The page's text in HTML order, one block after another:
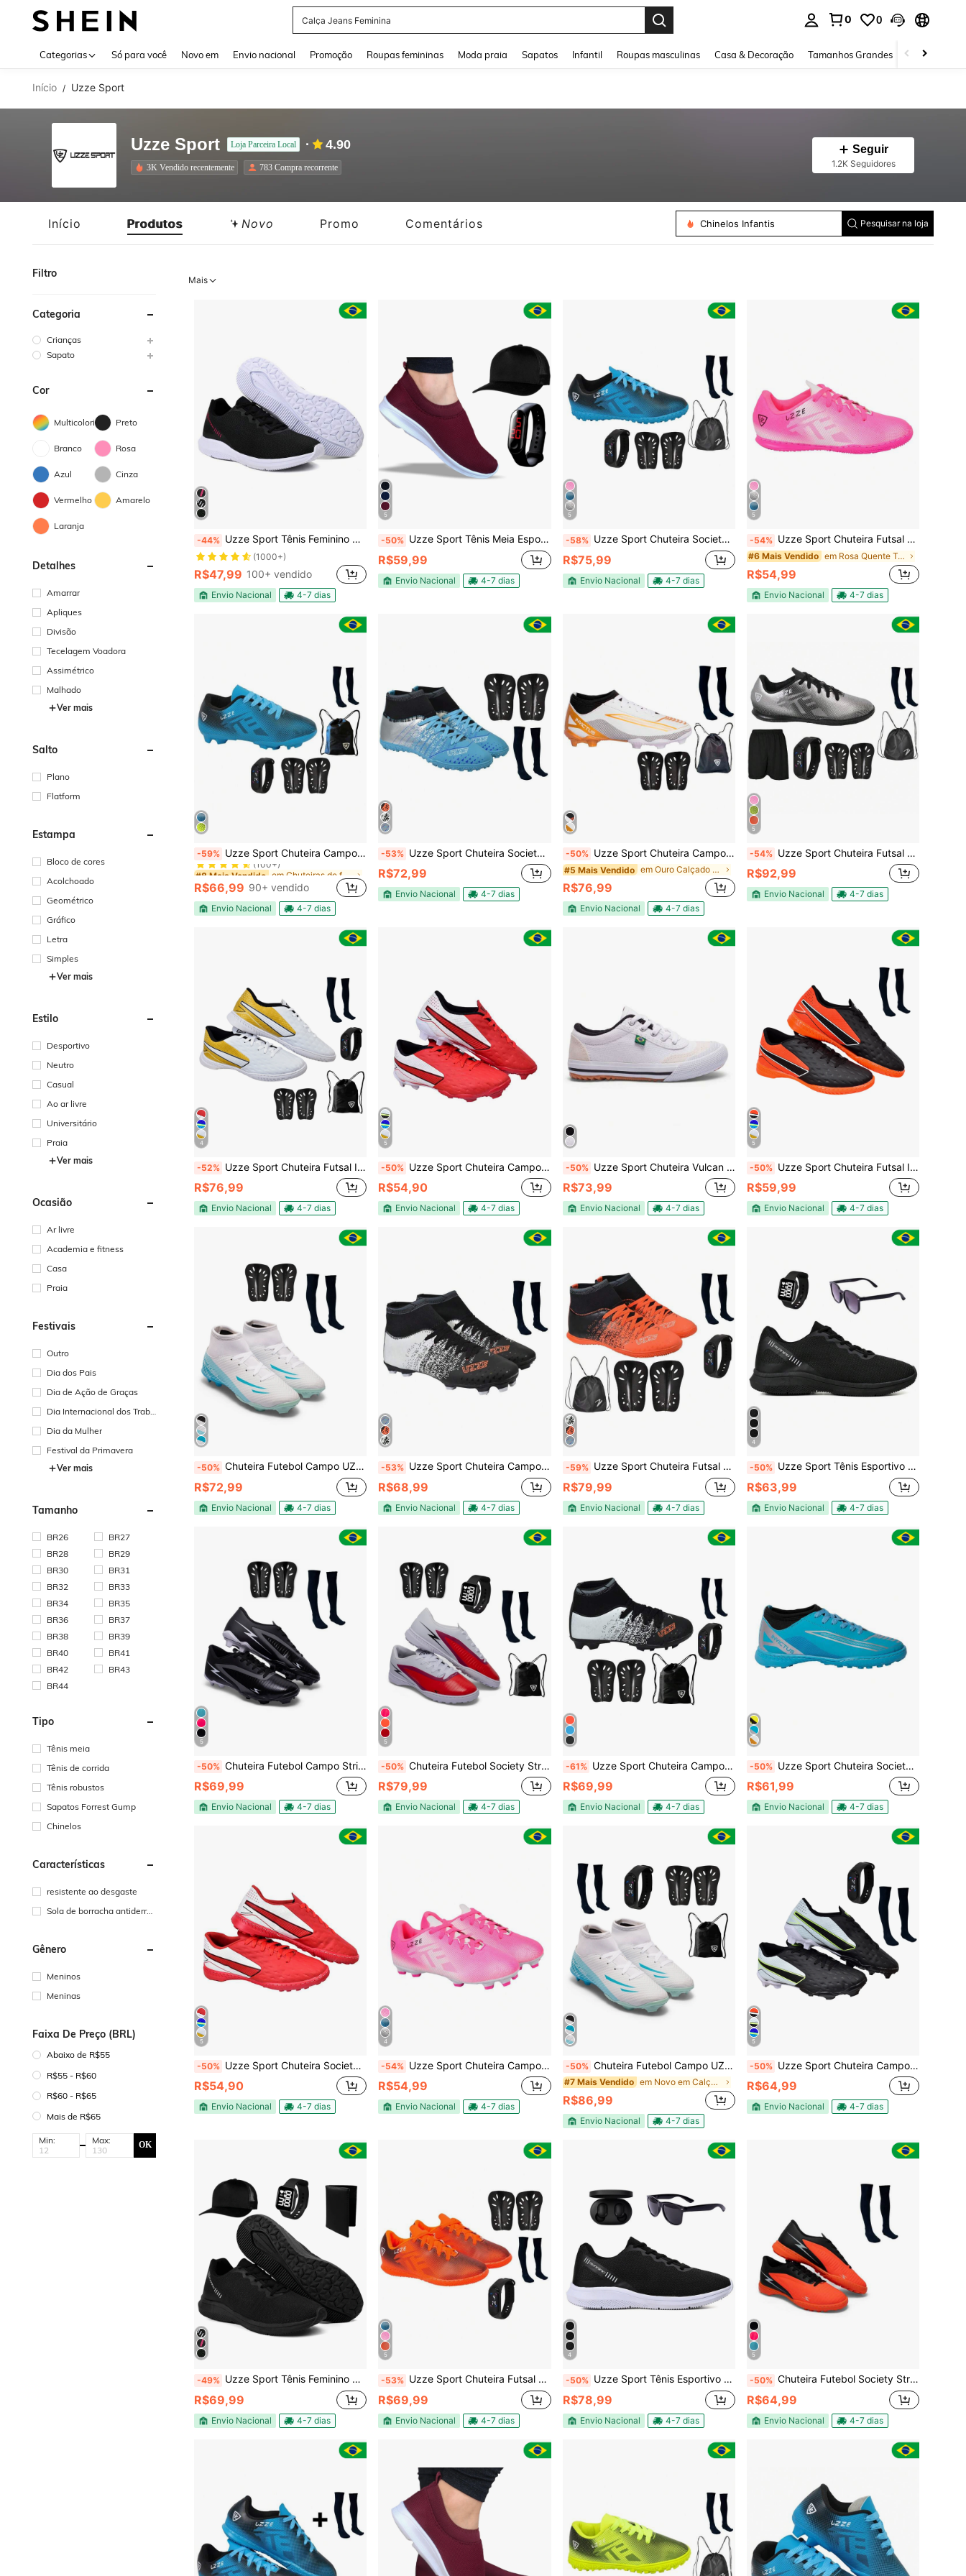
Calça Jeans Feminina
0 0
Categorias Só para você Novo em Envio nacional Promoção Roupas femininas Moda praia Sapatos Infantil Roupas masculinas Casa & Decoração Tamanhos Grandes Joias e
Início / Uzze Sport
Uzze Sport Loja Parceira Local 4.90
3K Vendido recentemente 783 Compra recorrente
Seguir
1.2K Seguidores
Início Produtos Novo Promo Comentários
Tênis Esportivos Femininos
Tênis Masculinos
Chinelos Infantis
Pesquisar na loja
Filtro
Categoria
Crianças
Sapato
Cor
Multicolorido Preto
Branco Rosa
Azul Cinza
Vermelho Amarelo
Laranja
Detalhes
Amarrar
Apliques
Divisão
Tecelagem Voadora
Assimétrico
Malhado
Ver mais
Salto
Plano
Flatform
Estampa
Bloco de cores
Acolchoado
Geométrico
Gráfico
Letra
Simples
Ver mais
Estilo
Desportivo
Neutro
Casual
Ao ar livre
Universitário
Praia
Ver mais
Ocasião
Ar livre
Academia e fitness
Casa
Praia
Festivais
Outro
Dia dos Pais
Dia de Ação de Graças
Dia Internacional dos Traba
Dia da Mulher
Festival da Primavera
Ver mais
Tamanho
BR26
BR27
BR28
BR29
BR30
BR31
BR32
BR33
BR34
BR35
BR36
BR37
BR38
BR39
BR40
BR41
BR42
BR43
BR44
Tipo
Tênis meia
Tênis de corrida
Tênis robustos
Sapatos Forrest Gump
Chinelos
Características
resistente ao desgaste
Sola de borracha antiderra
Gênero
Meninos
Meninas
Faixa De Preço (BRL)
Abaixo de R$55
R$55 - R$60
R$60 - R$65
Mais de R$65
Min: Max: OK
Mais
-44% Uzze Sport Tênis Feminino Masculino Academia Caminhada Esportivo 2000 Corrida Leve Confortável
(1000+)
R$47,99 100+ vendido
Envio Nacional 4-7 dias
5
-50% Uzze Sport Tênis Meia Esportivo Slip On Feminino Masculino Academia Caminhada Novo + Relógio Boné
R$59,99
Envio Nacional 4-7 dias
5
-58% Uzze Sport Chuteira Society Nova Adulto Infantil UZ Trava Meião Relógio Mochila Caneleira
R$75,99
Envio Nacional 4-7 dias
5
-54% Uzze Sport Chuteira Futsal Salão Quadra Nova Adulto Infantil UZ
#6 Mais Vendido em Rosa Quente Tênis Masculino
R$54,99
Envio Nacional 4-7 dias
-59% Uzze Sport Chuteira Campo Nova Infantil UZ Gramado Trava Meião Caneleira Mochila Relógio
#8 Mais Vendido
(100+)
#8 Mais Vendido
em Chuteiras de futebol infantis
(100+)
#8 Mais Vendido
em Chuteiras de futebol infantis
(100+)
#8 Mais Vendido
em Chuteiras de futebol infantis
(100+)
R$66,99 90+ vendido
Envio Nacional 4-7 dias
-53% Uzze Sport Chuteira Society Botinha Cano Alto UZ Gramado Travas Meião Caneleira
R$72,99
Envio Nacional 4-7 dias
-50% Uzze Sport Chuteira Campo Invictus Cano Médio Gramado Travas Botinha Uzze Original Meião Caneleira Mochila
#5 Mais Vendido em Ouro Calçado Desportivo Masculino
R$76,99
Envio Nacional 4-7 dias
5
-54% Uzze Sport Chuteira Futsal Salão Quadra Nova Adulto Infantil UZ Meião Short Relógio Mochila Caneleira
R$92,99
Envio Nacional 4-7 dias
4
-52% Uzze Sport Chuteira Futsal Impactor Adulto Juvenil Quadra Salão Costurada Novo + Meião Relógio Caneleira Mochila
R$76,99
Envio Nacional 4-7 dias
5
-50% Uzze Sport Chuteira Campo Impactor Adulto Juvenil Gramado Trava Costurada Futebol Novo
R$54,90
Envio Nacional 4-7 dias
-50% Uzze Sport Chuteira Vulcan Tênis Futsal Quadra Salão Infantil Unissex Solado Antiderrapante 100% Borracha Leve Confortável e Resistente
R$73,99
Envio Nacional 4-7 dias
5
-50% Uzze Sport Chuteira Futsal Impactor Adulto Juvenil Quadra Salão Costurada Futebol Novo + Meião Esportivo
R$59,99
Envio Nacional 4-7 dias
-50% Chuteira Futebol Campo UZ 2000 Leve Confortável Uzze Sport + Meião + Caneleira
R$72,99
Envio Nacional 4-7 dias
-53% Uzze Sport Chuteira Campo Botinha Cano Alto UZ Gramado Travas Meião
R$68,99
Envio Nacional 4-7 dias
-59% Uzze Sport Chuteira Futsal Salão Quadra Botinha Cano Alto UZ Meião Relógio Mochila Caneleira
R$79,99
Envio Nacional 4-7 dias
4
-50% Uzze Sport Tênis Esportivo 2000 Masculino Feminino Academia Caminhada Corrida Leve Confortável + Óculos Relógio
R$63,99
Envio Nacional 4-7 dias
5
-50% Chuteira Futebol Campo Striker Leve Confortável Uzze Sport + Meião + Caneleira
R$69,99
Envio Nacional 4-7 dias
5
-50% Chuteira Futebol Society Striker Leve Confortável Uzze Sport + Meião + Caneleira + Relógio + Mochila
R$79,99
Envio Nacional 4-7 dias
-61% Uzze Sport Chuteira Campo Botinha Nova Infantil UZ Gramado Trava Lançamento Futebol Meião Caneleira Mochila Relógio
R$69,99
Envio Nacional 4-7 dias
-50% Uzze Sport Chuteira Society Cano Médio Invictus Sintético Botinha Uzze Original
R$61,99
Envio Nacional 4-7 dias
5
-50% Uzze Sport Chuteira Society Impactor Adulto Juvenil Sosaite Campo Sintético Costurada Futebol Novo
R$54,90
Envio Nacional 4-7 dias
4
-54% Uzze Sport Chuteira Campo Nova Adulto UZ Trava
R$54,99
Envio Nacional 4-7 dias
-50% Chuteira Futebol Campo UZ 2000 Leve Confortável Uzze Sport + Meião + Caneleira + Relógio + Mochila
#7 Mais Vendido em Novo em Calçado Desportivo Masculino
R$86,99
Envio Nacional 4-7 dias
5
-50% Uzze Sport Chuteira Campo Impactor Adulto Juvenil Gramado Trava Costurada Futebol Novo + Meião + Relógio
R$64,99
Envio Nacional 4-7 dias
-49% Uzze Sport Tênis Feminino Masculino Academia Esportivo 2000 Corrida Leve Confortável + Relógio Carteira Boné
R$69,99
Envio Nacional 4-7 dias
5
-53% Uzze Sport Chuteira Futsal Salão Quadra Nova Adulto UZ Meião Caneleira Relógio
R$69,99
Envio Nacional 4-7 dias
4
-50% Uzze Sport Tênis Esportivo 2000 Masculino Feminino Academia Caminhada Corrida Leve Confortável + Óculos Fone
R$78,99
Envio Nacional 4-7 dias
5
-50% Chuteira Futebol Society Striker Leve Confortável Uzze Sport + Meião
R$64,99
Envio Nacional 4-7 dias